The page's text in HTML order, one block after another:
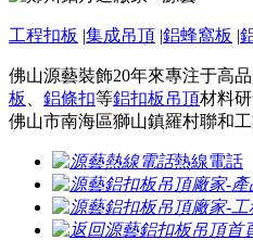
工程扣板 |集成吊頂 |鋁蜂窩板 |
佛山源藝裝飾20年來專注于高
板
鋁條扣等鋁扣板吊頂材料研
佛山市南海區獅山鎮羅村聯和
熱線電話